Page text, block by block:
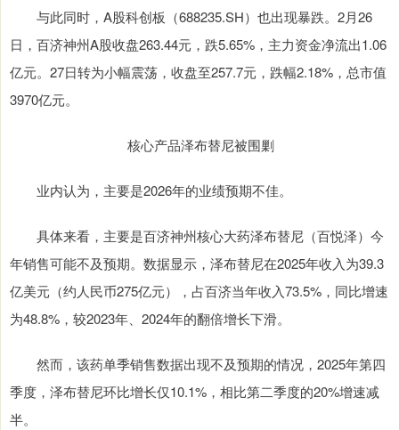
与此同时，A股科创板（688235.SH）也出现暴跌。2月26
日，百济神州A股收盘263.44元，跌5.65%，主力资金净流出1.06
亿元。27日转为小幅震荡，收盘至257.7元，跌幅2.18%，总市值
3970亿元。
核心产品泽布替尼被围剿
业内认为，主要是2026年的业绩预期不佳。
具体来看，主要是百济神州核心大药泽布替尼（百悦泽）今
年销售可能不及预期。数据显示，泽布替尼在2025年收入为39.3
亿美元（约人民币275亿元），占百济当年收入73.5%，同比增速
为48.8%，较2023年、2024年的翻倍增长下滑。
然而，该药单季销售数据出现不及预期的情况，2025年第四
季度，泽布替尼环比增长仅10.1%，相比第二季度的20%增速减
半。